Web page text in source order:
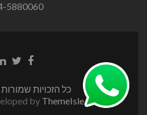
5880060
כל הזכויות
by ThemeIsle